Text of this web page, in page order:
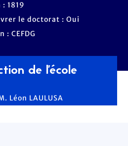
1819
le doctorat : Oui
CEFDG
de l'école
Léon LAULUSA